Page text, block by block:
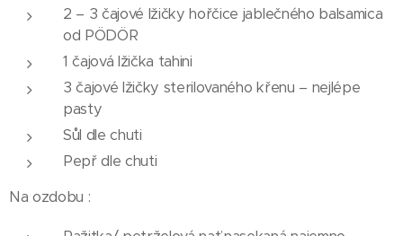
2 – 3 čajové lžičky hořčice jablečného balsamica
od PÖDÖR
1 čajová lžička tahini
3 čajové lžičky sterilovaného křenu – nejlépe
pasty
Sůl dle chuti
Pepř dle chuti
Na ozdobu :